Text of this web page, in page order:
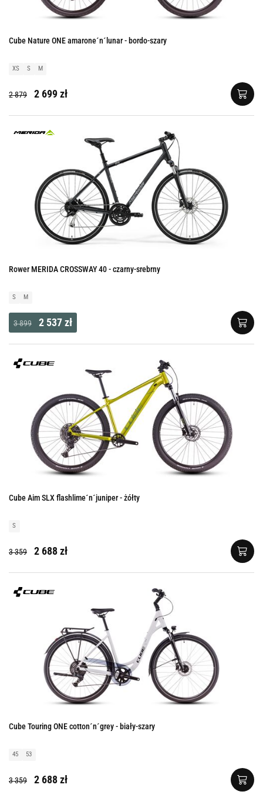
Cube Nature ONE amarone´n´lunar - bordo-szary
XS S M
2 879 2 699 zł
Rower MERIDA CROSSWAY 40 - czarny-srebrny
S M
3 899 2 537 zł
Cube Aim SLX flashlime´n´juniper - żółty
S
3 359 2 688 zł
Cube Touring ONE cotton´n´grey - biały-szary
45 53
3 359 2 688 zł